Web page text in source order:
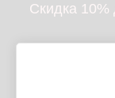
Скидка 10%